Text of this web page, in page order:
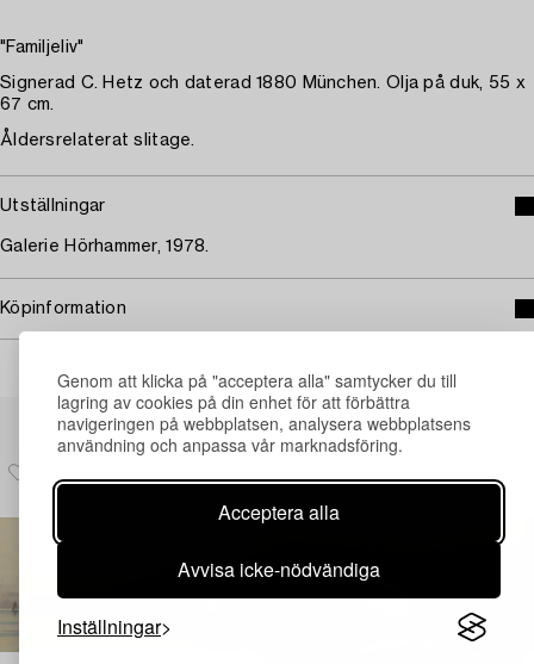
Genom att klicka på "acceptera alla" samtycker du till
lagring av cookies på din enhet för att förbättra
navigeringen på webbplatsen, analysera webbplatsens
användning och anpassa vår marknadsföring.
Acceptera alla
Avvisa icke-nödvändiga
Inställningar
"Familjeliv"
Signerad C. Hetz och daterad 1880 München. Olja på duk, 55 x
67 cm.
Åldersrelaterat slitage.
Utställningar
Galerie Hörhammer, 1978.
Köpinformation
Andra har även tittat på